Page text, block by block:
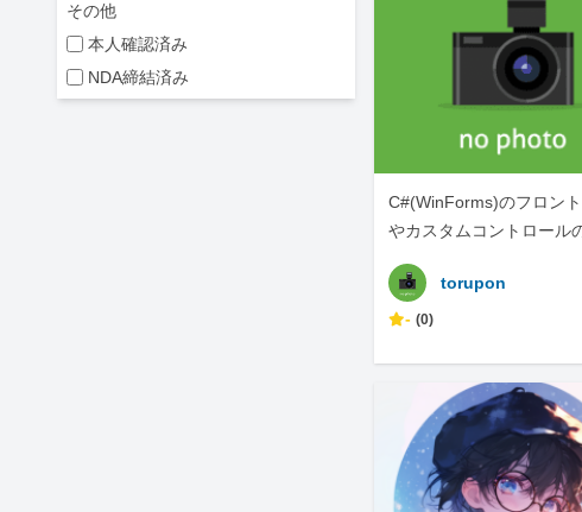
その他
本人確認済み
NDA締結済み
C#(WinForms)のフロン
やカスタムコントロール
torupon
- (0)